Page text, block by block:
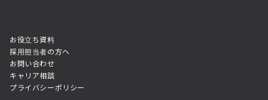
お役立ち資料
採用担当者の方へ
お問い合わせ
キャリア相談
プライバシーポリシー